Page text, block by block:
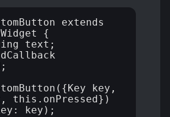
extends
{
text;
key,
this.onPressed})
key);